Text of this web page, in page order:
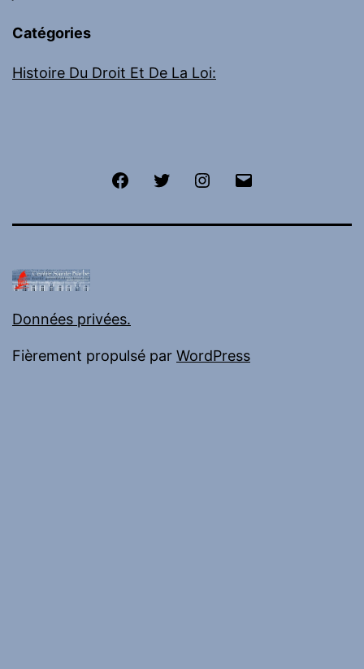
Catégories
Histoire Du Droit Et De La Loi:
FacebookTwitter Instagram
Données privées.
Fièrement propulsé par WordPress